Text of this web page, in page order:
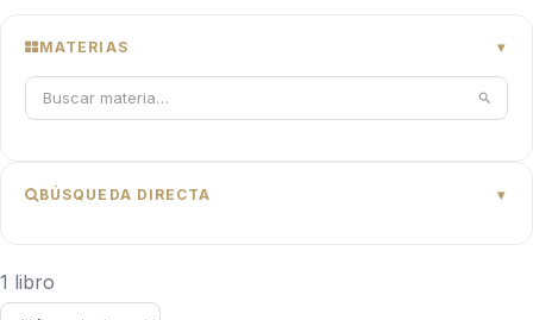
MATERIAS
BÚSQUEDA DIRECTA
1 libro